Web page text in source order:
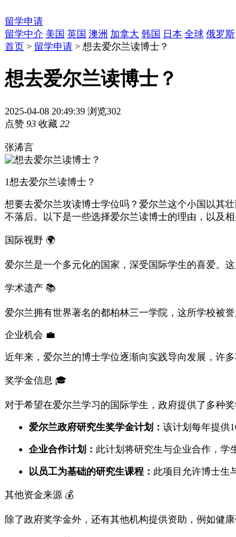
留学申请
留学中介 美国 英国 澳洲 加拿大 韩国 日本 全球 俄罗斯
首页 > 留学申请 > 想去爱尔兰读博士？
想去爱尔兰读博士？
2025-04-08 20:49:39 浏览302
点赞 93 收藏 22
张浠言
1想去爱尔兰读博士？
想要去爱尔兰攻读博士学位吗？爱尔兰这个小国以其
不落后。以下是一些选择爱尔兰读博士的理由，以及
国际视野 🌍
爱尔兰是一个多元化的国家，深受国际学生的喜爱。
学术遗产 📚
爱尔兰拥有世界著名的都柏林三一学院，这所学校被
企业机会 💼
近年来，爱尔兰的博士学位逐渐向实践导向发展，许
奖学金信息 🎓
对于希望在爱尔兰学习的国际学生，政府提供了多种奖
爱尔兰政府研究生奖学金计划： 该计划每年提供
企业合作计划： 此计划将研究生与企业合作，学
以员工为基础的研究生课程： 此项目允许博士生
其他资金来源 💰
除了政府奖学金外，还有其他机构提供资助，例如健